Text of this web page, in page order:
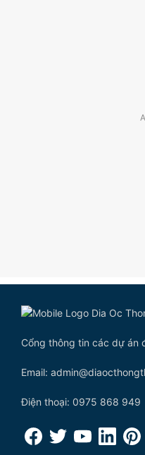
Cổng thông tin các dự án
Email:
Điện thoại: 0975 868 949